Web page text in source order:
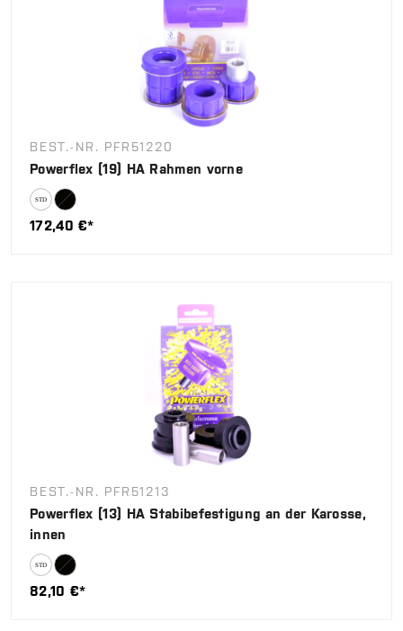
BEST.-NR. PFR51220
Powerflex (19) HA Rahmen vorne
172,40 €*
BEST.-NR. PFR51213
Powerflex (13) HA Stabibefestigung an der Karosse,
innen
82,10 €*